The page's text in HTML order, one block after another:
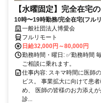
【水曜固定】完全在宅
10時〜19時勤務/完全在宅(フル
業務一般社団法人博愛会
フルリモート
日給32,000円～80,000円
勤務時間・曜日: ✅勤務時間
ご相談に乗れます。
仕事内容: スキマ時間に医師
ビス。 事業拡大に向けて患
め、 医師の皆様のお力添え
診...